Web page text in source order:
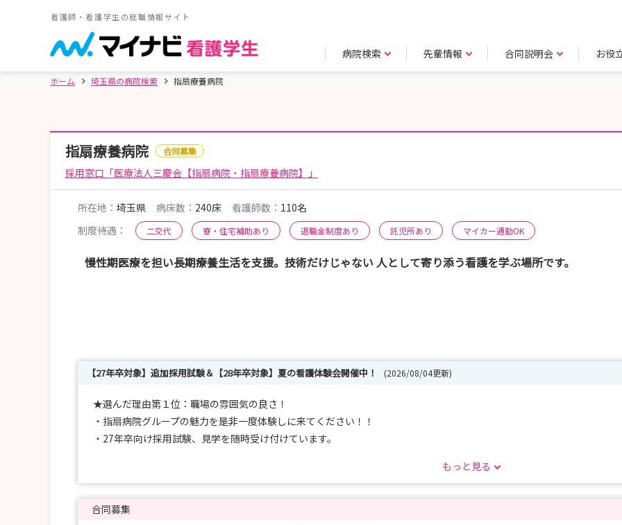
看護師・看護学生の就職情報サイト
病院検索 先輩情報 合同説明会 お役
ホーム 埼玉県の病院検索 指扇療養病院
指扇療養病院 合同募集
採用窓口「医療法人三慶会【指扇病院・指扇療養病院】」
所在地： 埼玉県 病床数： 240床 看護師数： 110名
制度待遇：
二交代 寮・住宅補助あり 退職金制度あり 託児所あり マイカー通勤OK
慢性期医療を担い長期療養生活を支援。技術だけじゃない 人として寄り添う看護を学ぶ場所です。
【27年卒対象】追加採用試験＆【28年卒対象】夏の看護体験会開催中！ (2026/08/04更新)
★選んだ理由第１位：職場の雰囲気の良さ！
・指扇病院グループの魅力を是非一度体験しに来てください！！
・27年卒向け採用試験、見学を随時受け付けています。
もっと見る
合同募集